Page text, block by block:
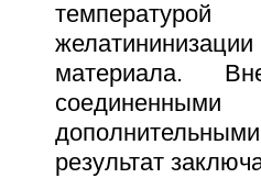
материала.
результат